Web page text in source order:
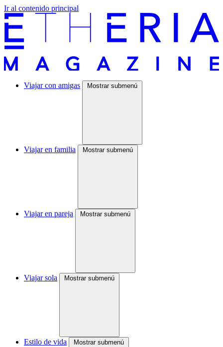
Ir al contenido principal
Viajar con amigas Mostrar submenú
Viajar en familia Mostrar submenú
Viajar en pareja Mostrar submenú
Viajar sola Mostrar submenú
Estilo de vida Mostrar submenú